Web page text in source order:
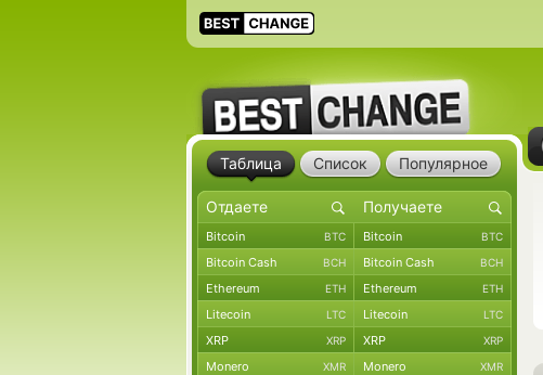
Таблица Список Популярное
Bitcoin BTC Bitcoin BTC
Bitcoin Cash BCH Bitcoin Cash BCH
Ethereum ETH Ethereum ETH
Litecoin LTC Litecoin LTC
XRP XRP XRP XRP
Monero XMR Monero XMR